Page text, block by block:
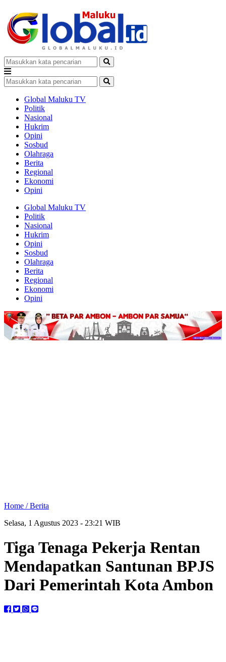
Global Maluku TV
Politik
Nasional
Hukrim
Opini
Sosbud
Olahraga
Berita
Regional
Ekonomi
Opini
Global Maluku TV
Politik
Nasional
Hukrim
Opini
Sosbud
Olahraga
Berita
Regional
Ekonomi
Opini
Home /Berita
Selasa, 1 Agustus 2023 - 23:21 WIB
Tiga Tenaga Pekerja Rentan
Mendapatkan Santunan BPJS
Dari Pemerintah Kota Ambon